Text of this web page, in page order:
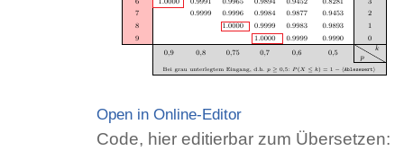
Open in Online-Editor
Code, hier editierbar zum Übersetzen: